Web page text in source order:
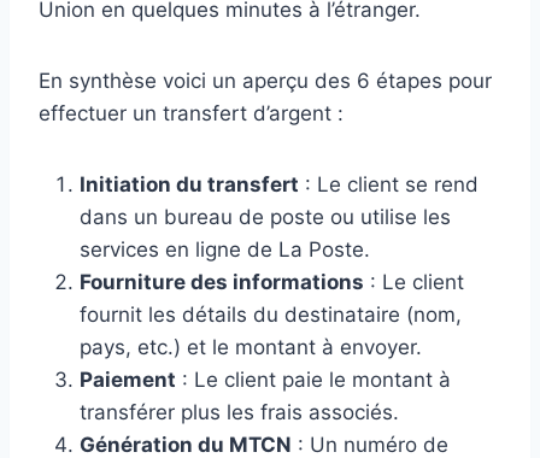
Union en quelques minutes à l’étranger.
En synthèse voici un aperçu des 6 étapes pour
effectuer un transfert d’argent :
Initiation du transfert : Le client se rend
dans un bureau de poste ou utilise les
services en ligne de La Poste.
Fourniture des informations : Le client
fournit les détails du destinataire (nom,
pays, etc.) et le montant à envoyer.
Paiement : Le client paie le montant à
transférer plus les frais associés.
Génération du MTCN : Un numéro de